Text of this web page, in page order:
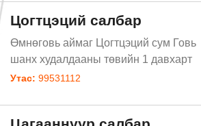
Цогтцэций салбар
Өмнөговь аймаг Цогтцэций сум Говь
шанх худалдааны төвийн 1 давхарт
Утас: 99531112